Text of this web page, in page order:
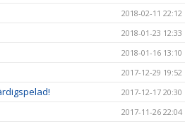
2018-02-11 22:12
2018-01-23 12:33
2018-01-16 13:10
2017-12-29 19:52
2017-12-17 20:30
2017-11-26 22:04